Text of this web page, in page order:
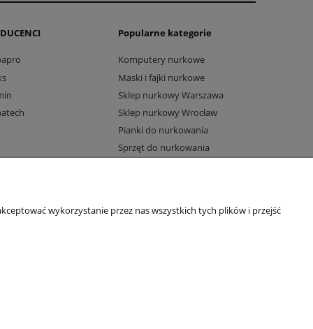
Popularne kategorie
Komputery nurkowe
Maski i fajki nurkowe
Sklep nurkowy Warszawa
Sklep nurkowy Wrocław
Pianki do nurkowania
Sprzęt do nurkowania
wykorzystanie przez nas wszystkich tych plików i przejść